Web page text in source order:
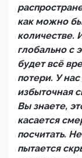
как можно
количестве.
глобально с
будет всё
потери. У
избыточная
Вы знаете,
касается
посчитать.
пытается